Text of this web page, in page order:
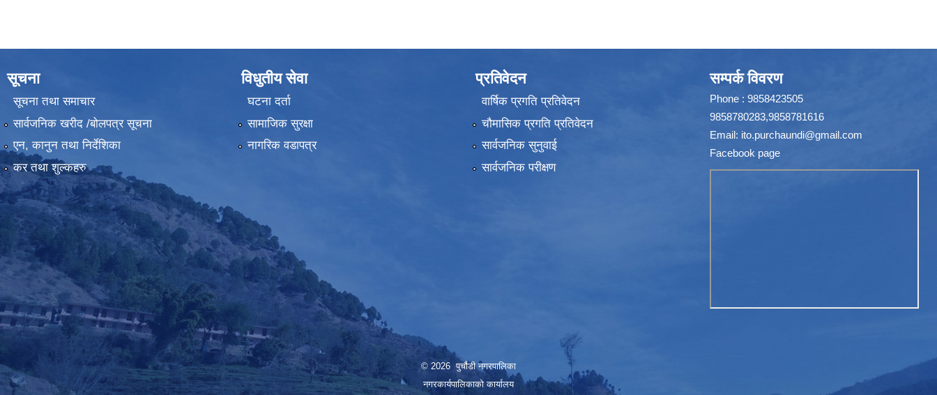
सूचना
सूचना तथा समाचार
सार्वजनिक खरीद /बोलपत्र सूचना
एन, कानुन तथा निर्देशिका
कर तथा शुल्कहरु
विधुतीय सेवा
घटना दर्ता
सामाजिक सुरक्षा
नागरिक वडापत्र
प्रतिवेदन
वार्षिक प्रगति प्रतिवेदन
चौमासिक प्रगति प्रतिवेदन
सार्वजनिक सुनुवाई
सार्वजनिक परीक्षण
सम्पर्क विवरण
Phone : 9858423505
9858780283,9858781616
Email: ito.purchaundi@gmail.com
Facebook page
© 2026 पुर्चौडी नगरपालिका
नगरकार्यपालिकाकाे कार्यालय